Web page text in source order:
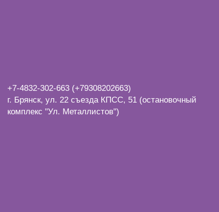
+7-4832-302-663 (+79308202663)
г. Брянск, ул. 22 съезда КПСС, 51 (остановочный
комплекс "Ул. Металлистов")